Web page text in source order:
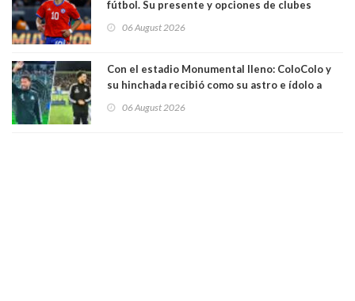
fútbol. Su presente y opciones de clubes
06 August 2026
Con el estadio Monumental lleno: ColoColo y
su hinchada recibió como su astro e ídolo a
06 August 2026